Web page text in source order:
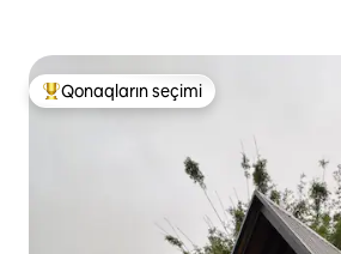
Populyar "Qonaqların seçimi"
Qonaqların seçimi